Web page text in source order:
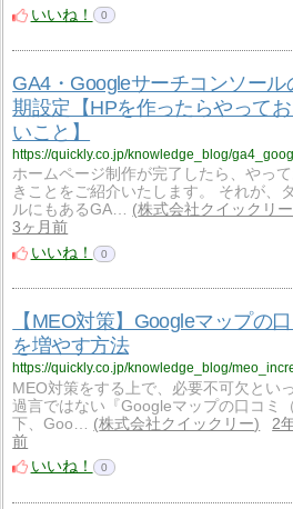
いいね！
0
GA4・Googleサーチコンソール
期設定【HPを作ったらやって
いこと】
ホームページ制作が完了したら、やっ
きことをご紹介いたします。 それが、
ルにもあるGA…
株式会社クイックリー
3ヶ月前
いいね！
0
【MEO対策】Googleマップの口
を増やす方法
MEO対策をする上で、必要不可欠とい
過言ではない『Googleマップの口コミ
下、Goo…
株式会社クイックリー
2
前
いいね！
0